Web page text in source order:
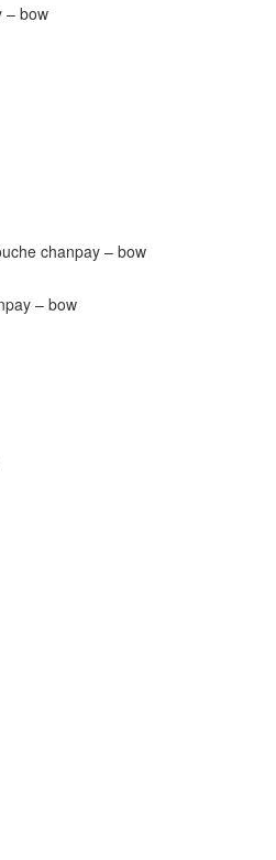
– bow
chanpay – bow
– bow